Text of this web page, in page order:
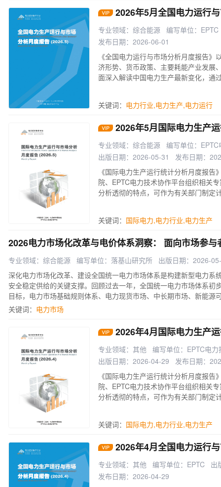
作，共同应对当前机遇与挑战，为提升电力工作的效率与质量、降低
力支持。
2026年5月全国电力运行
专业领域：综合能源 编写单位：EPTC
发布日期：2026-06-01
《全国电力运行与市场分析月度报告
济形势、货币政策、主要耗能产业发展
面深入解读中国电力生产最新变化，通
关键词： 电力行业,电力生产,电力运行
2026年5月国际电力生产
专业领域：综合能源 编写单位：
出版日期：2026-05-31
发布日期：
《国际电力生产运行统计分析月度报
院、EPTC电力技术协作平台组织相关
分析透彻的特点，可作为有关部门制定
关键词： 国际电力,电力行业,电力生产
2026电力市场化改革与电价体系洞察： 面向市场参与
专业领域：综合能源 编写单位：落基山研究所
出版日期：2026-
深化电力市场化改革、建设全国统一电力市场体系是构建新型电力系
安全稳定供给的关键支撑。回顾过去一年，全国统一电力市场体系初
目标，电力市场基础规则体系、电力现货市场、中长期市场、新能源
机制、输配电价、零售市场、系统运行费用等方面的政策与实践均取
市场基本规则》（发改能源规〔2025）411号) 和《电力市场计量结
976号)的发布，我国已形成以《电力市场运行基本规则》（国家发
础，电力中长期市场、电力现货市场和电力辅助服务市场基本规则
结算基本规则为支撑的电力市场“1+6”基础规则体系。
关键词： 电力市场
2026年4月国际电力生产
专业领域：其他 编写单位：EPTC电
出版日期：2026-04-29
发布日期：
《国际电力生产运行统计分析月度报
院、EPTC电力技术协作平台组织相关
分析透彻的特点，可作为有关部门制定
关键词： 国际电力,电力行业,电力生产
2026年4月全国电力运行
专业领域：其他 编写单位：EPTC
出
发布日期：2026-04-29